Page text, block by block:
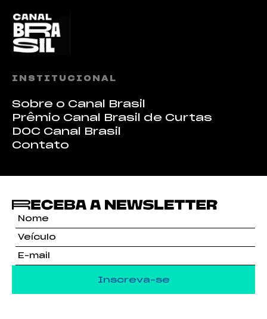
INSTITUCIONAL
Sobre o Canal Brasil
Prêmio Canal Brasil de Curtas
DOC Canal Brasil
Contato